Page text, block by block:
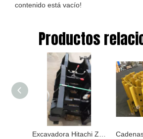
contenido está vacío!
Productos